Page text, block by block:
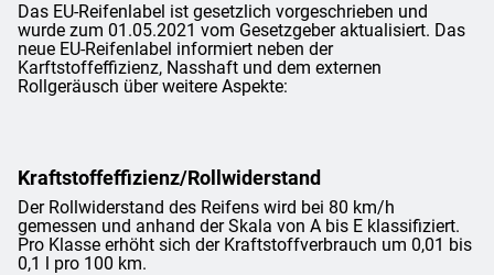
Das EU-Reifenlabel ist gesetzlich vorgeschrieben und
wurde zum 01.05.2021 vom Gesetzgeber aktualisiert. Das
neue EU-Reifenlabel informiert neben der
Karftstoffeffizienz, Nasshaft und dem externen
Rollgeräusch über weitere Aspekte:
Kraftstoffeffizienz/Rollwiderstand
Der Rollwiderstand des Reifens wird bei 80 km/h
gemessen und anhand der Skala von A bis E klassifiziert.
Pro Klasse erhöht sich der Kraftstoffverbrauch um 0,01 bis
0,1 l pro 100 km.